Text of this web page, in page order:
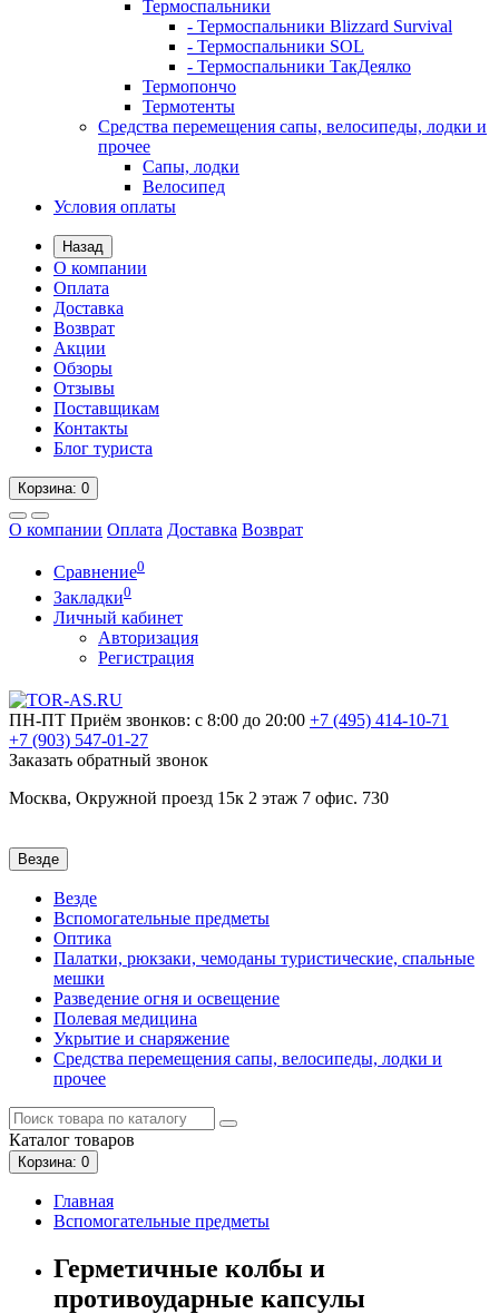
Термоспальники
- Термоспальники Blizzard Survival
- Термоспальники SOL
- Термоспальники ТакДеялко
Термопончо
Термотенты
Средства перемещения сапы, велосипеды, лодки и
прочее
Сапы, лодки
Велосипед
Условия оплаты
Назад
О компании
Оплата
Доставка
Возврат
Акции
Обзоры
Отзывы
Поставщикам
Контакты
Блог туриста
Корзина: 0
О компании Оплата Доставка Возврат
Сравнение0
Закладки0
Личный кабинет
Авторизация
Регистрация
ПН-ПТ Приём звонков: с 8:00 до 20:00 +7 (495) 414-10-71
+7 (903) 547-01-27
Заказать обратный звонок
Москва, Окружной проезд 15к 2 этаж 7 офис. 730
Везде
Везде
Вспомогательные предметы
Оптика
Палатки, рюкзаки, чемоданы туристические, спальные
мешки
Разведение огня и освещение
Полевая медицина
Укрытие и снаряжение
Средства перемещения сапы, велосипеды, лодки и
прочее
Каталог товаров
Корзина: 0
Главная
Вспомогательные предметы
Герметичные колбы и
противоударные капсулы